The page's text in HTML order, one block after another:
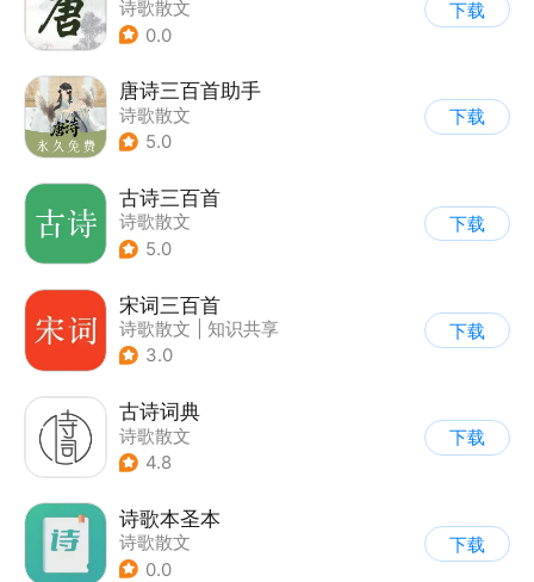
诗歌散文
0.0
下载
唐诗三百首助手
诗歌散文
5.0
下载
古诗三百首
诗歌散文
5.0
下载
宋词三百首
诗歌散文
知识共享
3.0
下载
古诗词典
诗歌散文
4.8
下载
诗歌本圣本
诗歌散文
0.0
下载